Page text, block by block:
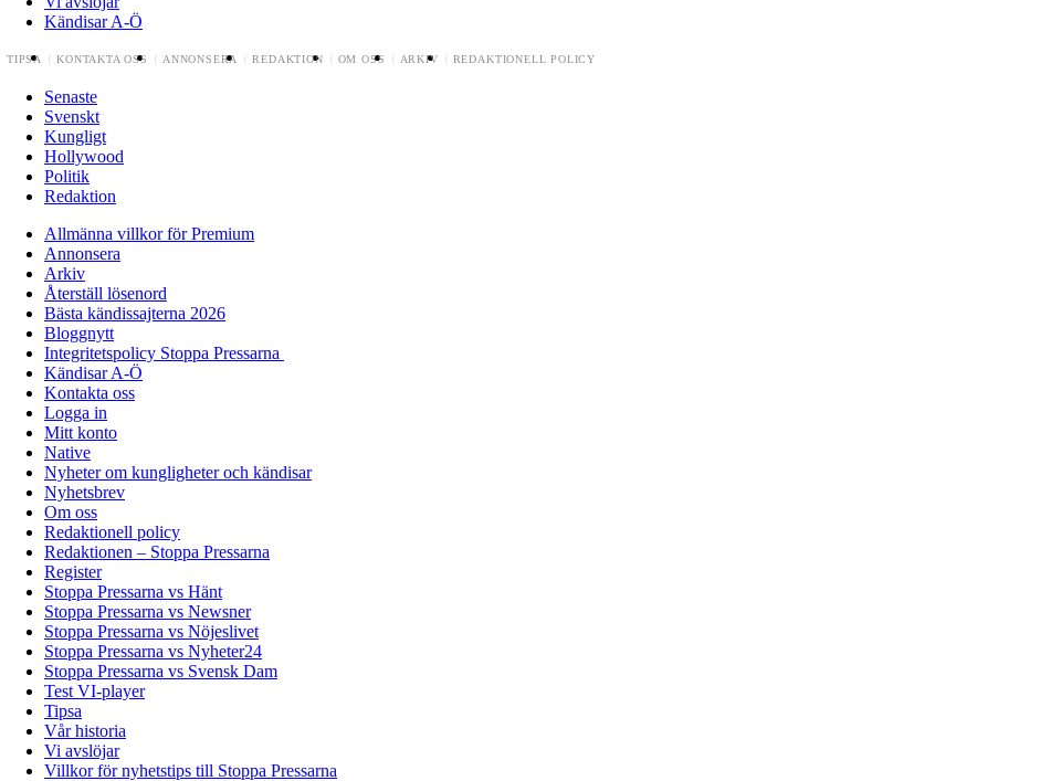
Kändisar A-Ö
TIPSA KONTAKTA OSS ANNONSERA REDAKTION OM OSS ARKIV REDAKTIONELL POLICY
Senaste
Svenskt
Kungligt
Hollywood
Politik
Redaktion
Allmänna villkor för Premium
Annonsera
Arkiv
Återställ lösenord
Bästa kändissajterna 2026
Bloggnytt
Integritetspolicy Stoppa Pressarna
Kändisar A-Ö
Kontakta oss
Logga in
Mitt konto
Native
Nyheter om kungligheter och kändisar
Nyhetsbrev
Om oss
Redaktionell policy
Redaktionen – Stoppa Pressarna
Register
Stoppa Pressarna vs Hänt
Stoppa Pressarna vs Newsner
Stoppa Pressarna vs Nöjeslivet
Stoppa Pressarna vs Nyheter24
Stoppa Pressarna vs Svensk Dam
Test VI-player
Tipsa
Vår historia
Vi avslöjar
Villkor för nyhetstips till Stoppa Pressarna